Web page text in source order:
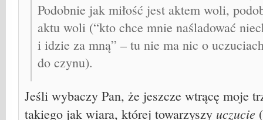
Podobnie jak miłość jest aktem woli,
aktu woli (“kto chce mnie naśladować
i idzie za mną” – tu nie ma nic o
do czynu).
Jeśli wybaczy Pan, że jeszcze wtrącę moje
takiego jak wiara, której towarzyszy uczucie